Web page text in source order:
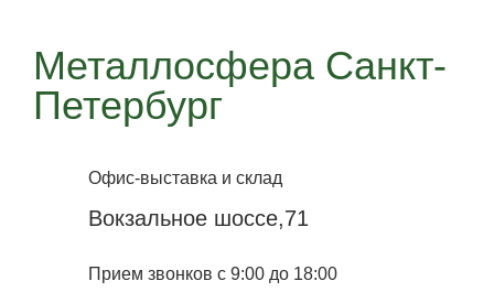
Металлосфера Санкт-
Петербург
Офис-выставка и склад
Вокзальное шоссе,71
Прием звонков с 9:00 до 18:00